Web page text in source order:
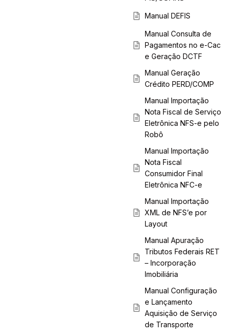
Manual DEFIS
Manual Consulta de
Pagamentos no e-Cac
e Geração DCTF
Manual Geração
Crédito PERD/COMP
Manual Importação
Nota Fiscal de Serviço
Eletrônica NFS-e pelo
Robô
Manual Importação
Nota Fiscal
Consumidor Final
Eletrônica NFC-e
Manual Importação
XML de NFS’e por
Layout
Manual Apuração
Tributos Federais RET
– Incorporação
Imobiliária
Manual Configuração
e Lançamento
Aquisição de Serviço
de Transporte